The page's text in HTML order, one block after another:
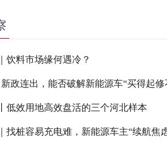
饮料市场缘何遇冷？
低效用地高效盘活的三个河北样本
找桩容易充电难，新能源车主“续航焦